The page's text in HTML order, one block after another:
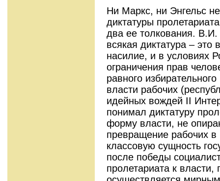
Ни Маркс, ни Энгельс
диктатуры
два ее толкования. В.И.
всякая диктатура –
насилие, и в условиях
ограничения прав
равного
власти рабочих
идейных вождей II
понимал диктатуру
форму власти, не
превращение рабочих в
классовую сущность
после победы
пролетариата к